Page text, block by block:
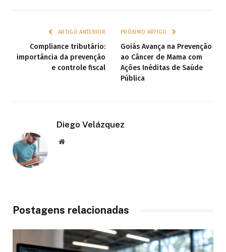
ARTIGO ANTERIOR
Compliance tributário:
importância da prevenção
e controle fiscal
PRÓXIMO ARTIGO
Goiás Avança na Prevenção
ao Câncer de Mama com
Ações Inéditas de Saúde
Pública
Diego Velázquez
Website
Postagens relacionadas